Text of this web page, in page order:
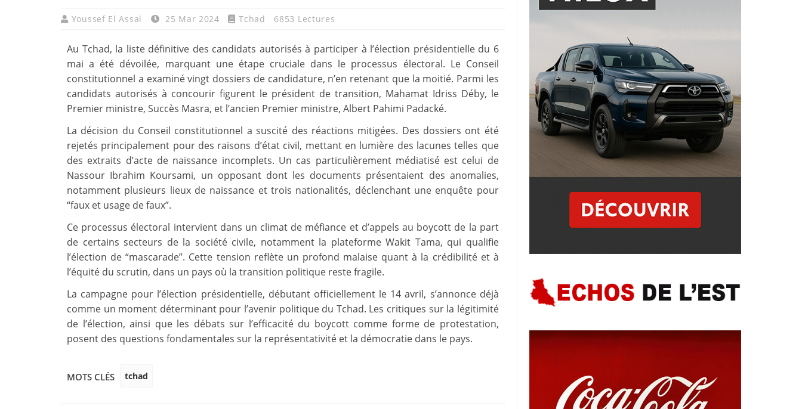
Youssef El Assal 25 Mar 2024 Tchad 6853 Lectures
Au Tchad, la liste définitive des candidats autorisés à participer à l’élection présidentielle du 6
mai a été dévoilée, marquant une étape cruciale dans le processus électoral. Le Conseil
constitutionnel a examiné vingt dossiers de candidature, n’en retenant que la moitié. Parmi les
candidats autorisés à concourir figurent le président de transition, Mahamat Idriss Déby, le
Premier ministre, Succès Masra, et l’ancien Premier ministre, Albert Pahimi Padacké.
La décision du Conseil constitutionnel a suscité des réactions mitigées. Des dossiers ont été
rejetés principalement pour des raisons d’état civil, mettant en lumière des lacunes telles que
des extraits d’acte de naissance incomplets. Un cas particulièrement médiatisé est celui de
Nassour Ibrahim Koursami, un opposant dont les documents présentaient des anomalies,
notamment plusieurs lieux de naissance et trois nationalités, déclenchant une enquête pour
“faux et usage de faux”.
Ce processus électoral intervient dans un climat de méfiance et d’appels au boycott de la part
de certains secteurs de la société civile, notamment la plateforme Wakit Tama, qui qualifie
l’élection de “mascarade”. Cette tension reflète un profond malaise quant à la crédibilité et à
l’équité du scrutin, dans un pays où la transition politique reste fragile.
La campagne pour l’élection présidentielle, débutant officiellement le 14 avril, s’annonce déjà
comme un moment déterminant pour l’avenir politique du Tchad. Les critiques sur la légitimité
de l’élection, ainsi que les débats sur l’efficacité du boycott comme forme de protestation,
posent des questions fondamentales sur la représentativité et la démocratie dans le pays.
MOTS CLÉS tchad